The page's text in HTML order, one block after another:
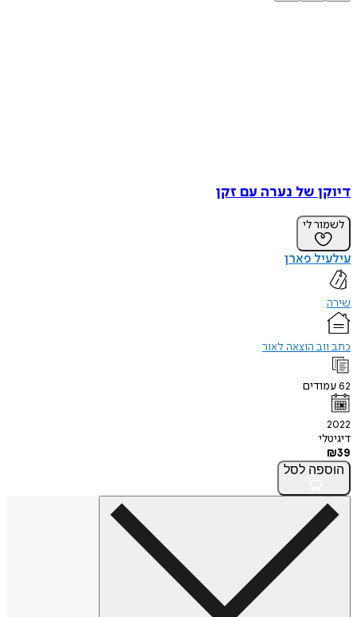
דיוקן של נערה עם זקן
לשמור לי
עילעיל פארן
שירה
כתב ווב הוצאה לאור
62עמודים
2022
דיגיטלי
₪39
הוספה לסל